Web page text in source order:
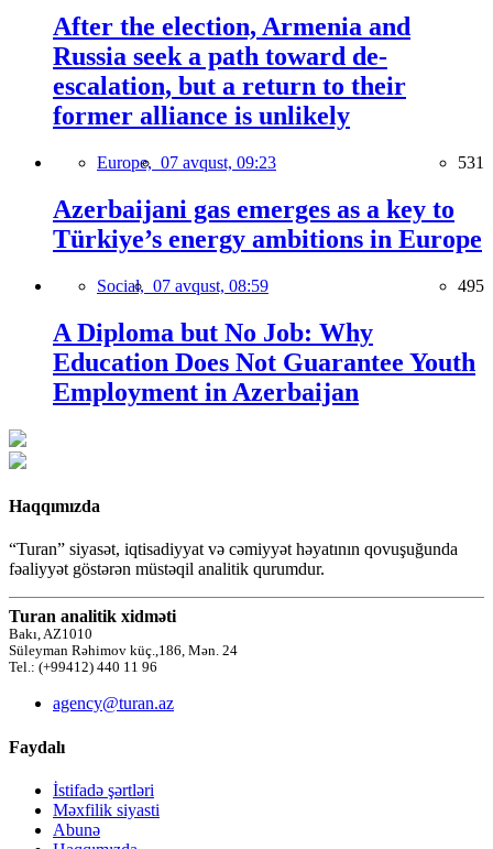
After the election, Armenia and
Russia seek a path toward de-
escalation, but a return to their
former alliance is unlikely
Europe, 07 avqust, 09:23 531
Azerbaijani gas emerges as a key to
Türkiye’s energy ambitions in Europe
Social, 07 avqust, 08:59 495
A Diploma but No Job: Why
Education Does Not Guarantee Youth
Employment in Azerbaijan
Haqqımızda
“Turan” siyasət, iqtisadiyyat və cəmiyyət həyatının qovuşuğunda
fəaliyyət göstərən müstəqil analitik qurumdur.
Turan analitik xidməti
Bakı, AZ1010
Süleyman Rəhimov küç.,186, Mən. 24
Tel.: (+99412) 440 11 96
agency@turan.az
Faydalı
İstifadə şərtləri
Məxfilik siyasti
Abunə